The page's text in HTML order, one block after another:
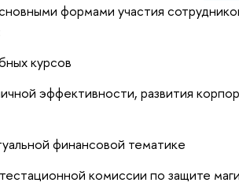
формами участия
курсов
эффективности, развития
финансовой тематике
комиссии по защите